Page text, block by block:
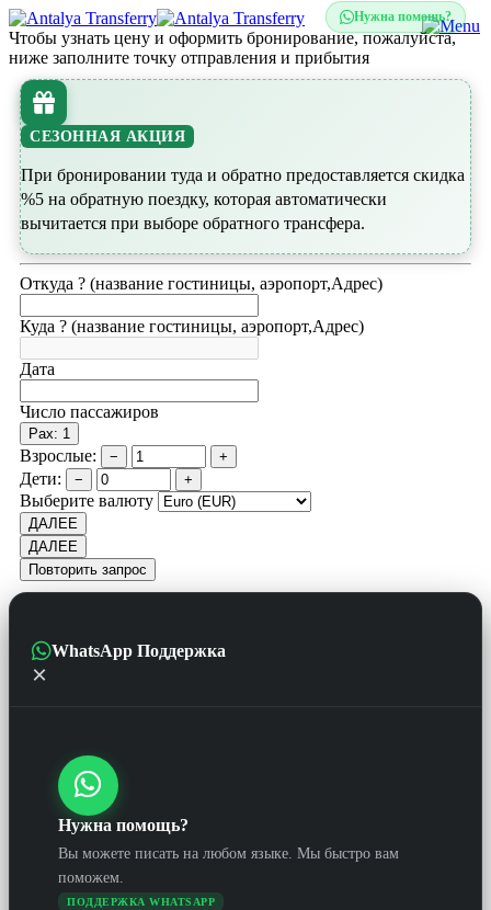
Нужна помощь?
Чтобы узнать цену и оформить бронирование, пожалуйста,
ниже заполните точку отправления и прибытия
СЕЗОННАЯ АКЦИЯ
При бронировании туда и обратно предоставляется скидка
%5 на обратную поездку, которая автоматически
вычитается при выборе обратного трансфера.
Откуда ? (название гостиницы, аэропорт,Адрес)
Куда ? (название гостиницы, аэропорт,Адрес)
Дата
Число пассажиров
Pax: 1
Взрослые: − +
Дети: − +
Выберите валюту
ДАЛЕЕ
ДАЛЕЕ
Повторить запрос
WhatsApp Поддержка
×
Нужна помощь?
Вы можете писать на любом языке. Мы быстро вам
поможем.
ПОДДЕРЖКА WHATSAPP